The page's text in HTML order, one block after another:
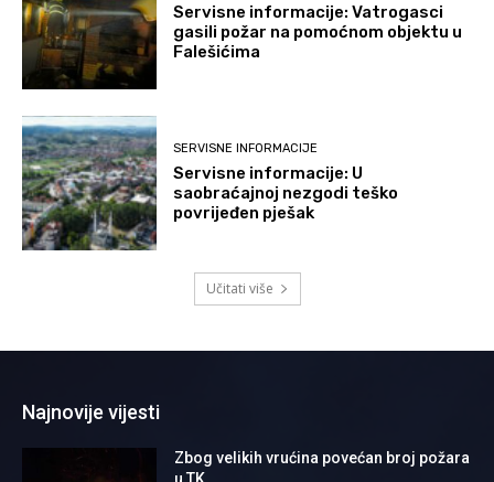
Servisne informacije: Vatrogasci
gasili požar na pomoćnom objektu u
Falešićima
SERVISNE INFORMACIJE
Servisne informacije: U
saobraćajnoj nezgodi teško
povrijeđen pješak
Učitati više
Najnovije vijesti
Zbog velikih vrućina povećan broj požara